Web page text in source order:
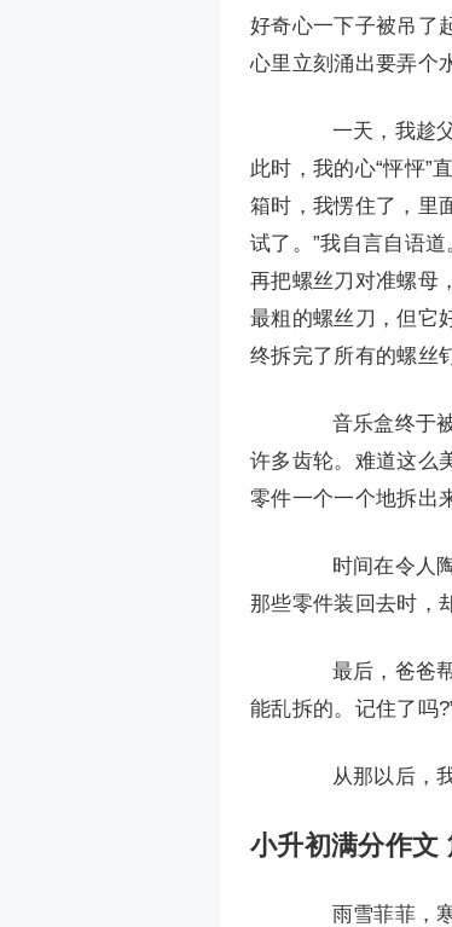
好奇心一下子被吊了
心里立刻涌出要弄个
一天，我趁父
此时，我的心“怦怦”
箱时，我愣住了，里
试了。”我自言自语
再把螺丝刀对准螺母
最粗的螺丝刀，但它
终拆完了所有的螺丝
音乐盒终于被
许多齿轮。难道这么
零件一个一个地拆出
时间在令人陶
那些零件装回去时，
最后，爸爸帮
能乱拆的。记住了吗
从那以后，我
小升初满分作文
雨雪菲菲，寒